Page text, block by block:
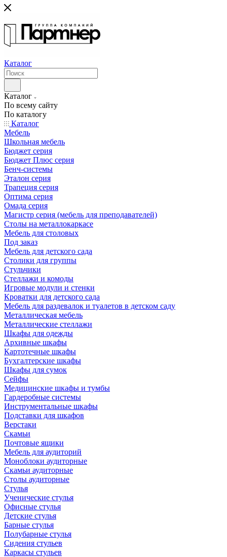
Каталог
Каталог
По всему сайту
По каталогу
Каталог
Мебель
Школьная мебель
Бюджет серия
Бюджет Плюс серия
Бенч-системы
Эталон серия
Трапеция серия
Оптима серия
Омада серия
Магистр серия (мебель для преподавателей)
Столы на металлокаркасе
Мебель для столовых
Под заказ
Мебель для детского сада
Столики для группы
Стульчики
Стеллажи и комоды
Игровые модули и стенки
Кроватки для детского сада
Мебель для раздевалок и туалетов в детском саду
Металлическая мебель
Металлические стеллажи
Шкафы для одежды
Архивные шкафы
Картотечные шкафы
Бухгалтерские шкафы
Шкафы для сумок
Сейфы
Медицинские шкафы и тумбы
Гардеробные системы
Инструментальные шкафы
Подставки для шкафов
Верстаки
Скамьи
Почтовые ящики
Мебель для аудиторий
Моноблоки аудиторные
Скамьи аудиторные
Столы аудиторные
Стулья
Ученические стулья
Офисные стулья
Детские стулья
Барные стулья
Полубарные стулья
Сидения стульев
Каркасы стульев